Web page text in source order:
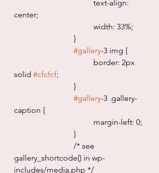
center;
				width: 33%;
			}
#gallery-3 img {
solid #cfcfcf;
			}
#gallery-3 .gallery-
caption {
				margin-left: 0;
			}
gallery_shortcode() in wp-
includes/media.php */